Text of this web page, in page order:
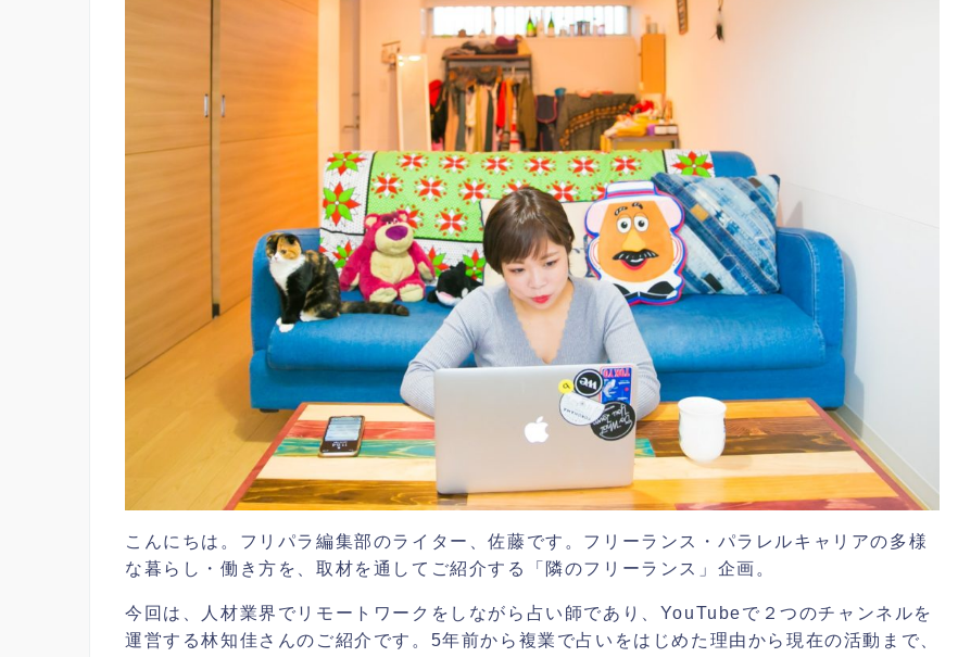
こんにちは。フリパラ編集部のライター、佐藤です。フリーランス・パラレルキャリアの多様
な暮らし・働き方を、取材を通してご紹介する「隣のフリーランス」企画。
今回は、人材業界でリモートワークをしながら占い師であり、YouTubeで２つのチャンネルを
運営する林知佳さんのご紹介です。5年前から複業で占いをはじめた理由から現在の活動まで、